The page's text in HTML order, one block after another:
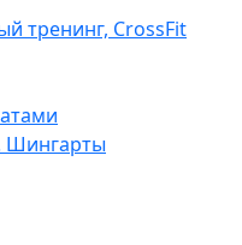
тренинг, CrossFit
Шингарты